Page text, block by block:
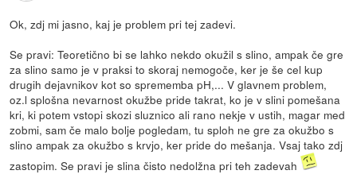
Ok, zdj mi jasno, kaj je problem pri tej zadevi.
Se pravi: Teoretično bi se lahko nekdo okužil s slino, ampak če gre
za slino samo je v praksi to skoraj nemogoče, ker je še cel kup
drugih dejavnikov kot so sprememba pH,... V glavnem problem,
oz.l splošna nevarnost okužbe pride takrat, ko je v slini pomešana
kri, ki potem vstopi skozi sluznico ali rano nekje v ustih, magar med
zobmi, sam če malo bolje pogledam, tu sploh ne gre za okužbo s
slino ampak za okužbo s krvjo, ker pride do mešanja. Vsaj tako zdj
zastopim. Se pravi je slina čisto nedolžna pri teh zadevah